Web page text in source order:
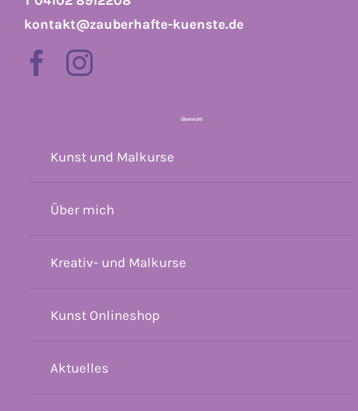
kontakt@zauberhafte-kuenste.de
Übersicht
Kunst und Malkurse
Über mich
Kreativ- und Malkurse
Kunst Onlineshop
Aktuelles